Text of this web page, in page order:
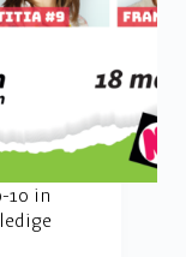
10 in